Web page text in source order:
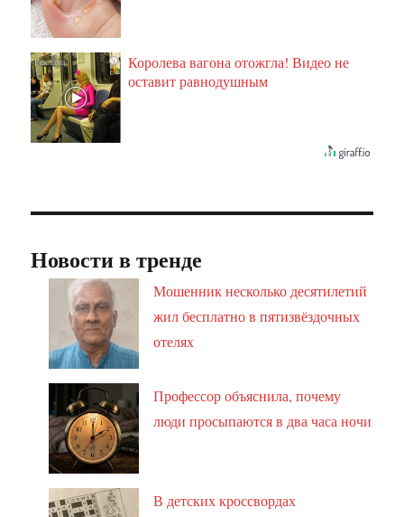
i
Королева вагона отожгла! Видео не
оставит равнодушным
Новости в тренде
Мошенник несколько десятилетий
жил бесплатно в пятизвёздочных
отелях
Профессор объяснила, почему
люди просыпаются в два часа ночи
В детских кроссвордах